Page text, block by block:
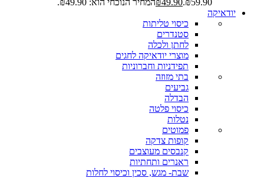
יודאיקה
כיסוי טליתות
סטנדרים
לחתן ולכלה
מוצרי יודאיקה לחגים
תפידניות וחברוניות
בתי מזוזה
גביעים
הבדלה
כיסוי פלטה
נטלות
פמוטים
קופות צדקה
קנבסים מעוצבים
ראנרים ותחתיות
שבת- מגש, סכין וכיסוי לחלות